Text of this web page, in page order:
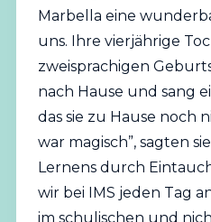
Marbella eine
uns. Ihre vierjährige
zweisprachigen
nach Hause und sang
das sie zu Hause noch
war magisch”, sagten
Lernens durch
wir bei IMS jeden Tag
im schulischen und